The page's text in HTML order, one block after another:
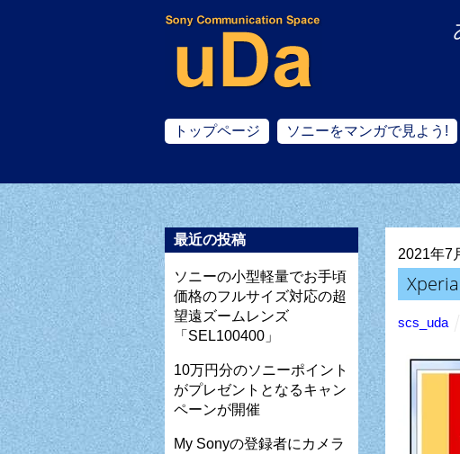
トップページ ソニーをマンガで見よう!
2021年7
scs_uda
最近の投稿
ソニーの小型軽量でお手頃
価格のフルサイズ対応の超
望遠ズームレンズ
「SEL100400」
10万円分のソニーポイント
がプレゼントとなるキャン
ペーンが開催
My Sonyの登録者にカメラ